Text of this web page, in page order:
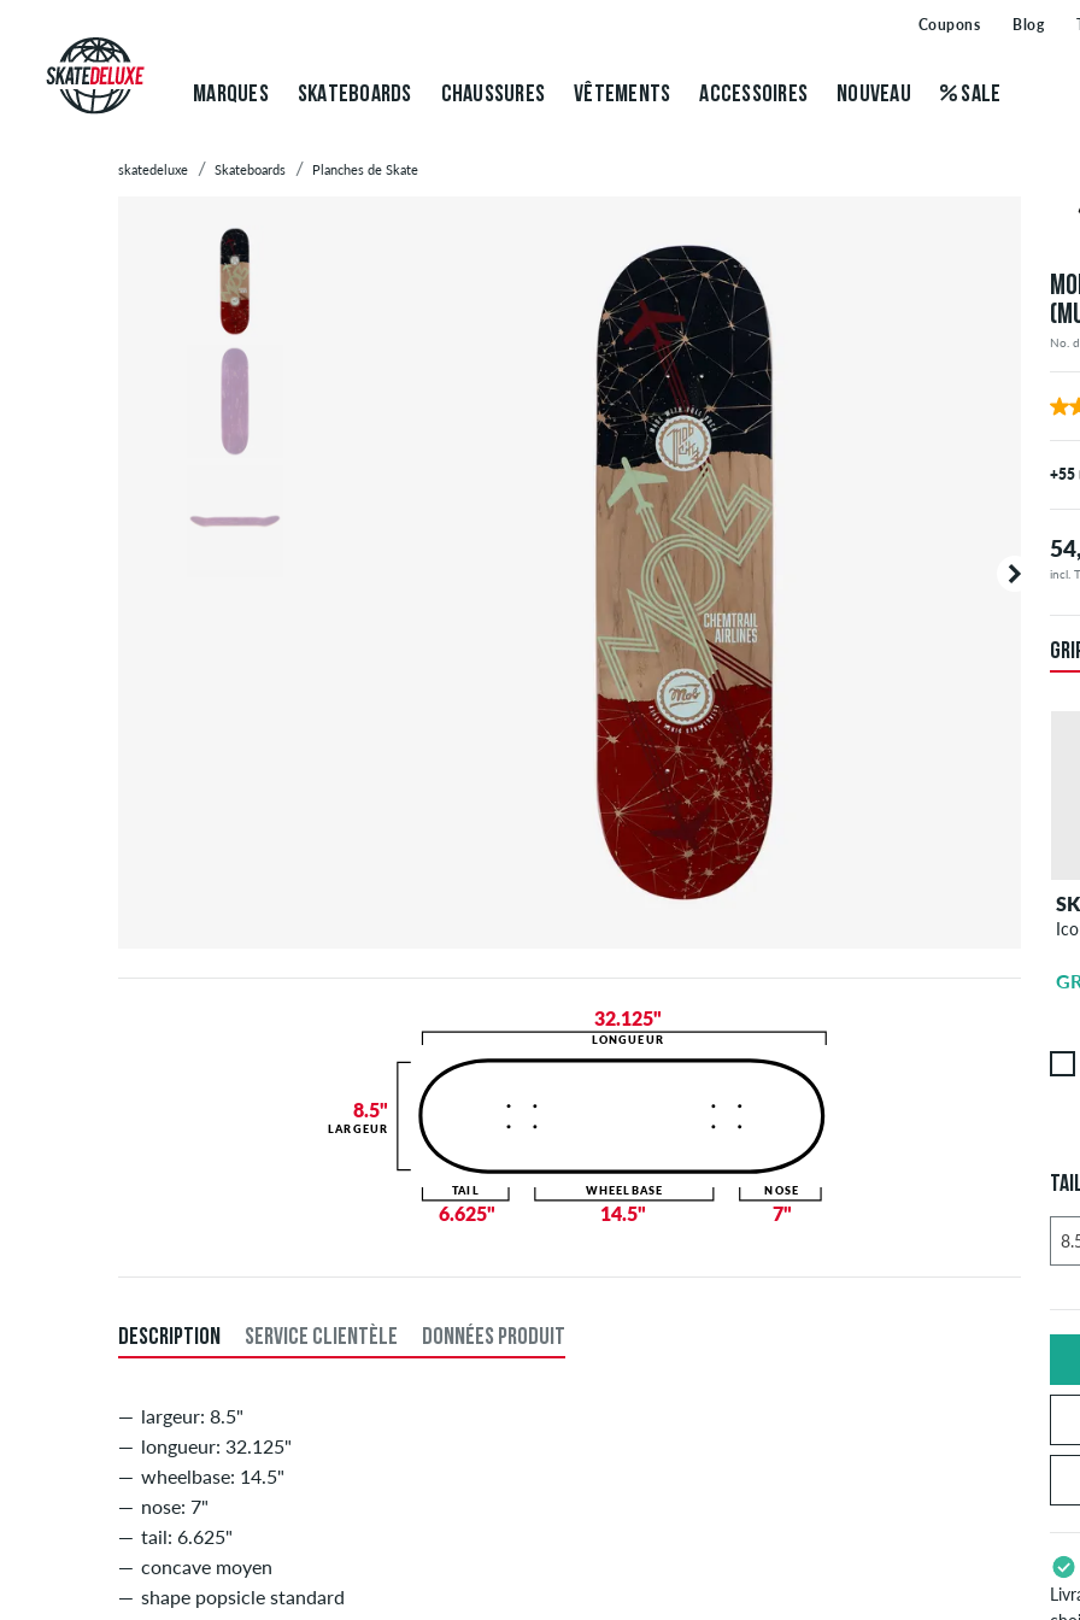
Coupons Blog
MARQUES SKATEBOARDS CHAUSSURES VÊTEMENTS ACCESSOIRES NOUVEAU SALE
skatedeluxe Skateboards Planches de Skate
No.
+55
incl.
DESCRIPTION SERVICE CLIENTÈLE DONNÉES PRODUIT
largeur: 8.5"
longueur: 32.125"
wheelbase: 14.5"
nose: 7"
tail: 6.625"
concave moyen
shape popsicle standard
32.125"
LONGUEUR
14.5"
WHEELBASE
7"
NOSE
6.625"
TAIL
8.5"
LARGEUR